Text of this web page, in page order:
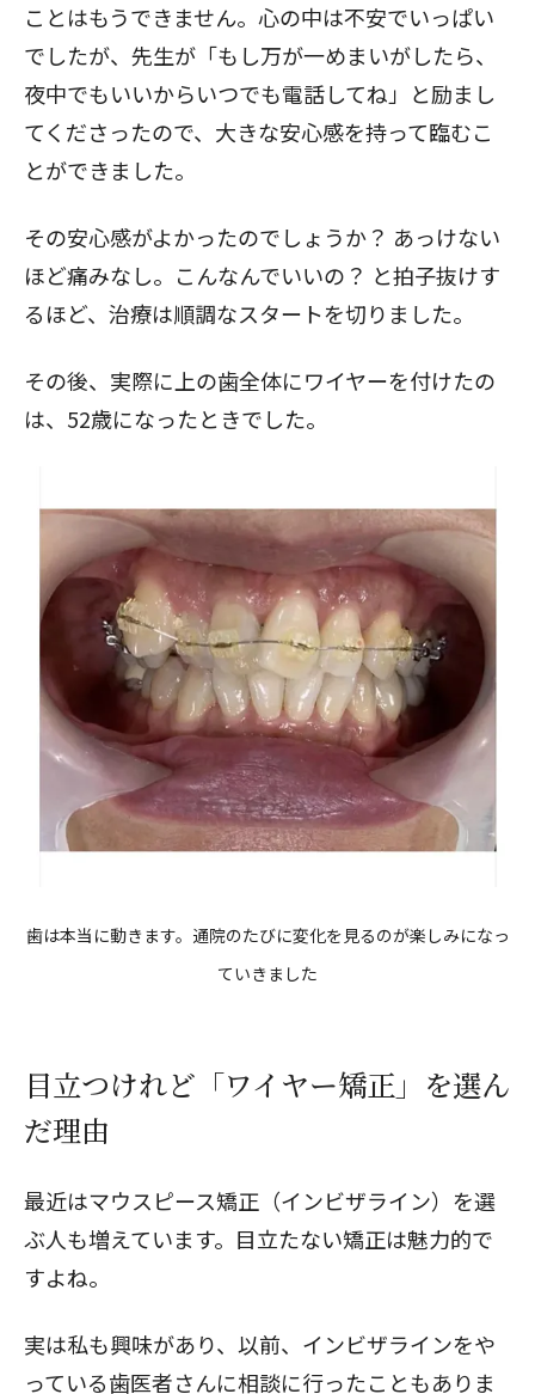
ことはもうできません。心の中は不安でいっぱい
でしたが、先生が「もし万が一めまいがしたら、
夜中でもいいからいつでも電話してね」と励まし
てくださったので、大きな安心感を持って臨むこ
とができました。
その安心感がよかったのでしょうか？ あっけない
ほど痛みなし。こんなんでいいの？ と拍子抜けす
るほど、治療は順調なスタートを切りました。
その後、実際に上の歯全体にワイヤーを付けたの
は、52歳になったときでした。
歯は本当に動きます。通院のたびに変化を見るのが楽しみになっ
ていきました
目立つけれど「ワイヤー矯正」を選ん
だ理由
最近はマウスピース矯正（インビザライン）を選
ぶ人も増えています。目立たない矯正は魅力的で
すよね。
実は私も興味があり、以前、インビザラインをや
っている歯医者さんに相談に行ったこともありま